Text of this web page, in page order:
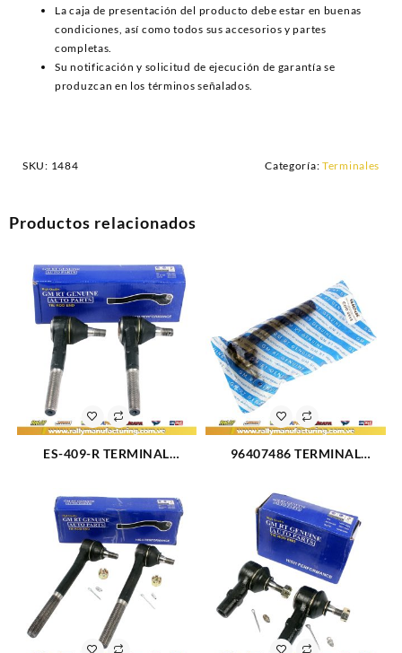
La caja de presentación del producto debe estar en buenas
condiciones, así como todos sus accesorios y partes
completas.
Su notificación y solicitud de ejecución de garantía se
produzcan en los términos señalados.
SKU: 1484 Categoría: Terminales
Productos relacionados
ES-409-R TERMINAL
BUICK SERIES 40 (1482)
96407486 TERMINAL
CHEVROLET OPTRA 04-07
(2513)